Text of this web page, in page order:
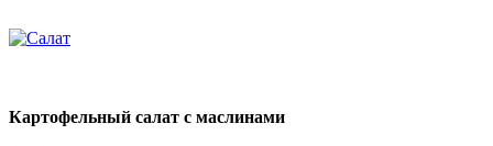
Картофельный салат с маслинами